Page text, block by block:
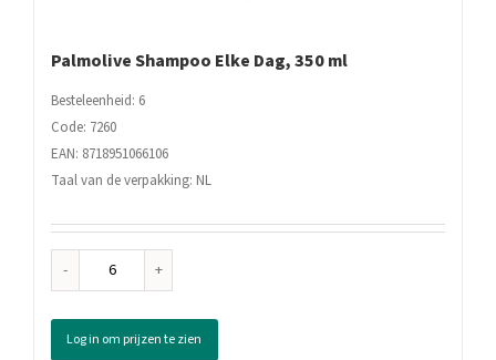
Palmolive Shampoo Elke Dag, 350 ml
Besteleenheid: 6
Code: 7260
EAN: 8718951066106
Taal van de verpakking: NL
Palmolive
Elke
Dag,
Log in om prijzen te zien